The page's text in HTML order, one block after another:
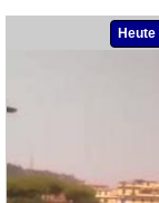
Heute